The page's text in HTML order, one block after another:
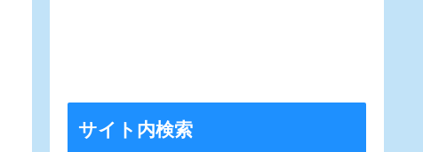
サイト内検索